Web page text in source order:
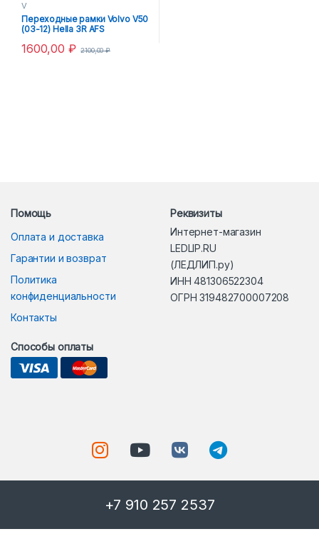
V
Переходные рамки Volvo V50
(03-12) Hella 3R AFS
1600,00 ₽ 2100,00₽
Помощь
Оплата и доставка
Гарантии и возврат
Политика
конфиденциальности
Контакты
Реквизиты
Интернет-магазин
LEDLIP.RU
(ЛЕДЛИП.ру)
ИНН 481306522304
ОГРН 319482700007208
Способы оплаты
+7 910 257 2537